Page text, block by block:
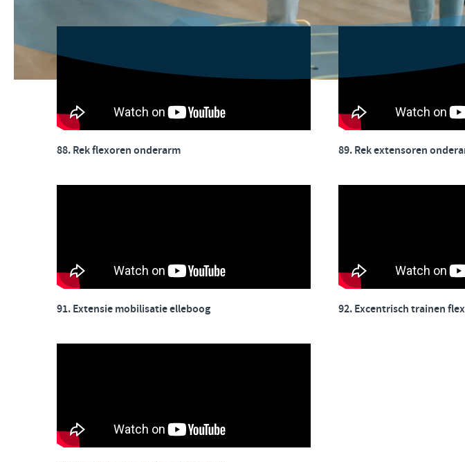
88. Rek flexoren onderarm 89. Rek extensoren
91. Extensie mobilisatie elleboog 92. Excentrisch trainen